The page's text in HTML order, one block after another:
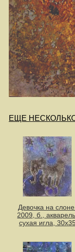
ЕЩЕ
Девочка на слоне.
2009, б., акварель,
сухая игла, 30х35